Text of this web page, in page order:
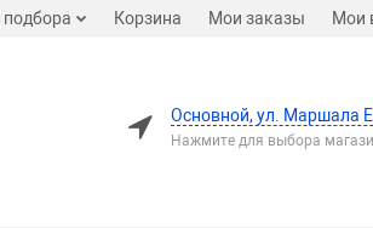
подбора Корзина Мои заказы Мои
Основной, ул. Маршала
Нажмите для выбора